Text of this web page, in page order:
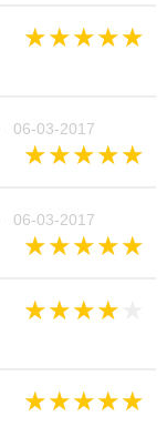
★★★★★
06-03-2017
★★★★★
06-03-2017
★★★★★
★★★★
★★★★★